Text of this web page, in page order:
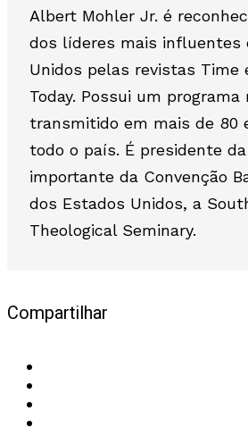
Albert Mohler Jr. é
dos líderes mais influentes
Unidos pelas revistas Time
Today. Possui um
transmitido em mais de 80
todo o país. É presidente
importante da Convenção
dos Estados Unidos, a
Theological Seminary.
Compartilhar